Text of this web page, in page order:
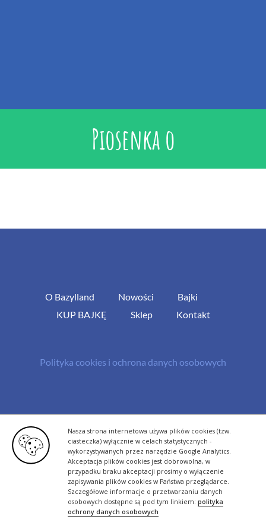
Nasza strona internetowa używa plików cookies (tzw.
ciasteczka) wyłącznie w celach statystycznych -
wykorzystywanych przez narzędzie Google Analytics.
Akceptacja plików cookies jest dobrowolna, w
przypadku braku akceptacji prosimy o wyłączenie
zapisywania plików cookies w Państwa przeglądarce.
Szczegółowe informacje o przetwarzaniu danych
osobowych dostępne są pod tym linkiem: polityka
ochrony danych osobowych
Piosenka o
O Bazylland Nowości
Bajki
KUP BAJKĘ
Sklep Kontakt
Polityka cookies i ochrona danych osobowych
rutyna.pl - tworzenie stron www